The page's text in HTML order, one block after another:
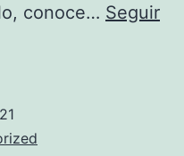
conoce… Seguir